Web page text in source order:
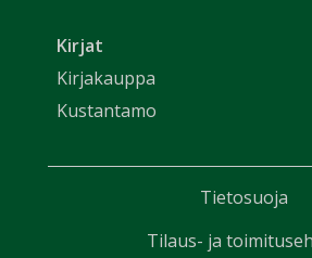
Kirjat
Kirjakauppa
Kustantamo
Tietosuoja
Tilaus- ja